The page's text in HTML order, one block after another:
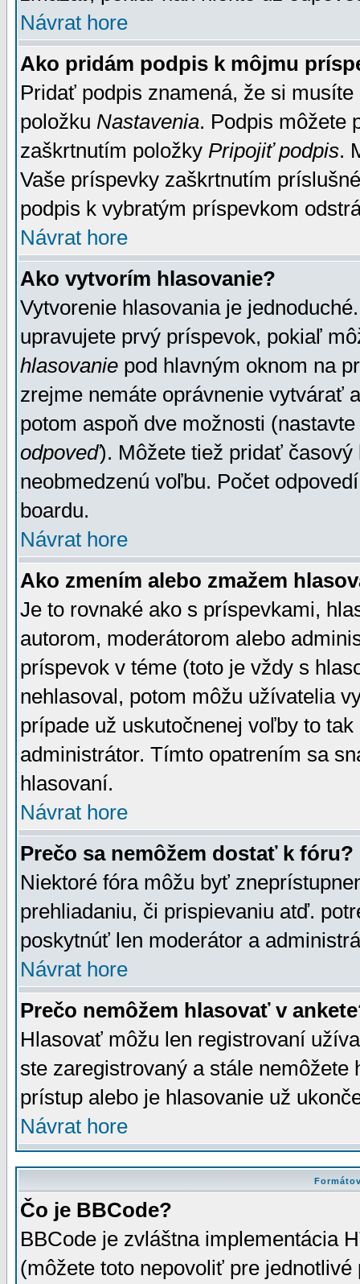
Návrat hore
Ako pridám podpis k môjmu
Pridať podpis znamená, že si
položku Nastavenia. Podpis môžete
zaškrtnutím položky Pripojiť podpis.
Vaše príspevky zaškrtnutím
podpis k vybratým príspevkom
Návrat hore
Ako vytvorím hlasovanie?
Vytvorenie hlasovania je
upravujete prvý príspevok, pokiaľ
hlasovanie pod hlavným oknom na
zrejme nemáte oprávnenie vytvárať
potom aspoň dve možnosti
odpoveď). Môžete tiež pridať
neobmedzenú voľbu. Počet
boardu.
Návrat hore
Ako zmením alebo zmažem
Je to rovnaké ako s príspevkami,
autorom, moderátorom alebo
príspevok v téme (toto je vždy s
nehlasoval, potom môžu užívatelia
prípade už uskutočnenej voľby to
administrátor. Tímto opatrením sa
hlasovaní.
Návrat hore
Prečo sa nemôžem dostať k fóru?
Niektoré fóra môžu byť
prehliadaniu, či prispievaniu atď.
poskytnúť len moderátor a
Návrat hore
Prečo nemôžem hlasovať v
Hlasovať môžu len registrovaní
ste zaregistrovaný a stále
prístup alebo je hlasovanie už
Návrat hore
Čo je BBCode?
BBCode je zvláštna implementácia
(môžete toto nepovoliť pre